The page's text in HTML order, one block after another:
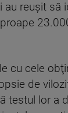
au reuşit să
cu cele
de
testul lor a